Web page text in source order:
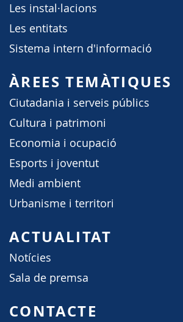
Les instal·lacions
Les entitats
Sistema intern d'informació
ÀREES TEMÀTIQUES
Ciutadania i serveis públics
Cultura i patrimoni
Economia i ocupació
Esports i joventut
Medi ambient
Urbanisme i territori
ACTUALITAT
Notícies
Sala de premsa
CONTACTE